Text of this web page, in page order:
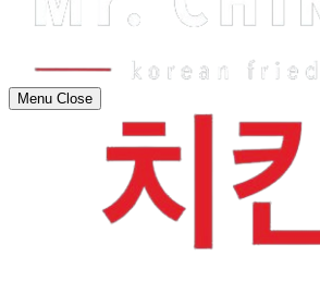
Menu Close